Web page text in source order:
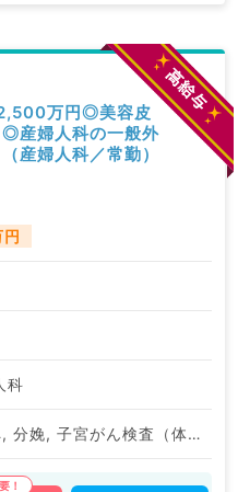
2,500万円◎美容皮
◎産婦人科の一般外
産婦人科／常勤）
科
一般外来, オペ, 分娩, 子宮がん検査（体がん）, 子宮がん検査（頚がん）, 検診